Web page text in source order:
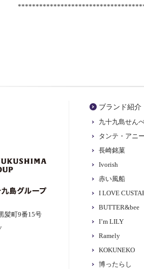
髪町9番15号
ブランド紹介
九十九島せん
タンテ・アニ
長崎銘菓
Ivorish
赤い風船
I LOVE
BUTTER&bee
I’m LILY
Ramely
KOKUNEKO
博ったらし